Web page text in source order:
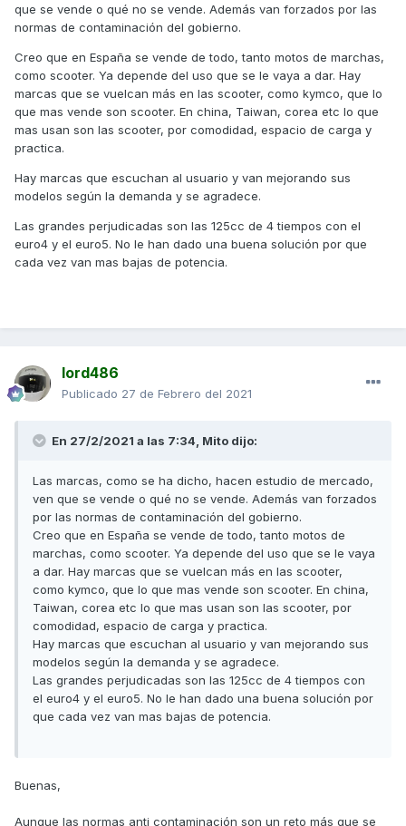
que se vende o qué no se vende. Además van forzados por las
normas de contaminación del gobierno.
Creo que en España se vende de todo, tanto motos de marchas,
como scooter. Ya depende del uso que se le vaya a dar. Hay
marcas que se vuelcan más en las scooter, como kymco, que lo
que mas vende son scooter. En china, Taiwan, corea etc lo que
mas usan son las scooter, por comodidad, espacio de carga y
practica.
Hay marcas que escuchan al usuario y van mejorando sus
modelos según la demanda y se agradece.
Las grandes perjudicadas son las 125cc de 4 tiempos con el
euro4 y el euro5. No le han dado una buena solución por que
cada vez van mas bajas de potencia.
lord486
Publicado 27 de Febrero del 2021
En 27/2/2021 a las 7:34, Mito dijo:
Las marcas, como se ha dicho, hacen estudio de mercado,
ven que se vende o qué no se vende. Además van forzados
por las normas de contaminación del gobierno.
Creo que en España se vende de todo, tanto motos de
marchas, como scooter. Ya depende del uso que se le vaya
a dar. Hay marcas que se vuelcan más en las scooter,
como kymco, que lo que mas vende son scooter. En china,
Taiwan, corea etc lo que mas usan son las scooter, por
comodidad, espacio de carga y practica.
Hay marcas que escuchan al usuario y van mejorando sus
modelos según la demanda y se agradece.
Las grandes perjudicadas son las 125cc de 4 tiempos con
el euro4 y el euro5. No le han dado una buena solución por
que cada vez van mas bajas de potencia.
Buenas,
Aunque las normas anti contaminación son un reto más que se